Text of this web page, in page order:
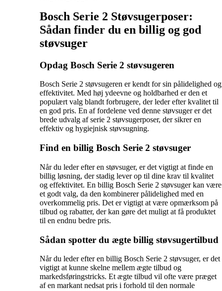
Bosch Serie 2 Støvsugerposer:
Sådan finder du en billig og god
støvsuger
Opdag Bosch Serie 2 støvsugeren
Bosch Serie 2 støvsugeren er kendt for sin pålidelighed og
effektivitet. Med høj ydeevne og holdbarhed er den et
populært valg blandt forbrugere, der leder efter kvalitet til
en god pris. En af fordelene ved denne støvsuger er det
brede udvalg af serie 2 støvsugerposer, der sikrer en
effektiv og hygiejnisk støvsugning.
Find en billig Bosch Serie 2 støvsuger
Når du leder efter en støvsuger, er det vigtigt at finde en
billig løsning, der stadig lever op til dine krav til kvalitet
og effektivitet. En billig Bosch Serie 2 støvsuger kan være
et godt valg, da den kombinerer pålidelighed med en
overkommelig pris. Det er vigtigt at være opmærksom på
tilbud og rabatter, der kan gøre det muligt at få produktet
til en endnu bedre pris.
Sådan spotter du ægte billig støvsugertilbud
Når du leder efter en billig Bosch Serie 2 støvsuger, er det
vigtigt at kunne skelne mellem ægte tilbud og
markedsføringstricks. Et ægte tilbud vil ofte være præget
af en markant nedsat pris i forhold til den normale